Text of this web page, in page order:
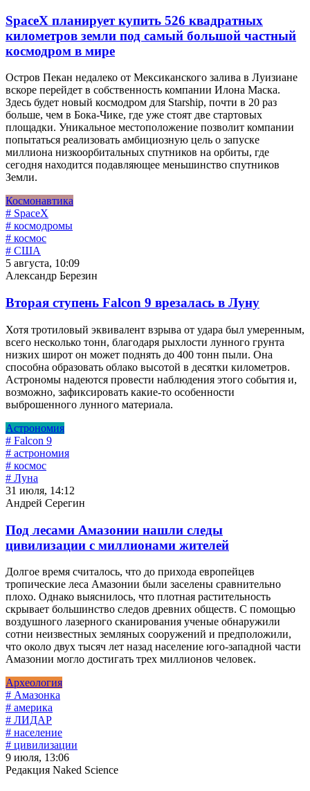
SpaceX планирует купить 526 квадратных
километров земли под самый большой частный
космодром в мире
Остров Пекан недалеко от Мексиканского залива в Луизиане
вскоре перейдет в собственность компании Илона Маска.
Здесь будет новый космодром для Starship, почти в 20 раз
больше, чем в Бока-Чике, где уже стоят две стартовых
площадки. Уникальное местоположение позволит компании
попытаться реализовать амбициозную цель о запуске
миллиона низкоорбитальных спутников на орбиты, где
сегодня находится подавляющее меньшинство спутников
Земли.
Космонавтика
# SpaceX
# космодромы
# космос
# США
5 августа, 10:09
Александр Березин
Вторая ступень Falcon 9 врезалась в Луну
Хотя тротиловый эквивалент взрыва от удара был умеренным,
всего несколько тонн, благодаря рыхлости лунного грунта
низких широт он может поднять до 400 тонн пыли. Она
способна образовать облако высотой в десятки километров.
Астрономы надеются провести наблюдения этого события и,
возможно, зафиксировать какие-то особенности
выброшенного лунного материала.
Астрономия
# Falcon 9
# астрономия
# космос
# Луна
31 июля, 14:12
Андрей Серегин
Под лесами Амазонии нашли следы
цивилизации с миллионами жителей
Долгое время считалось, что до прихода европейцев
тропические леса Амазонии были заселены сравнительно
плохо. Однако выяснилось, что плотная растительность
скрывает большинство следов древних обществ. С помощью
воздушного лазерного сканирования ученые обнаружили
сотни неизвестных земляных сооружений и предположили,
что около двух тысяч лет назад население юго-западной части
Амазонии могло достигать трех миллионов человек.
Археология
# Амазонка
# америка
# ЛИДАР
# население
# цивилизации
9 июля, 13:06
Редакция Naked Science